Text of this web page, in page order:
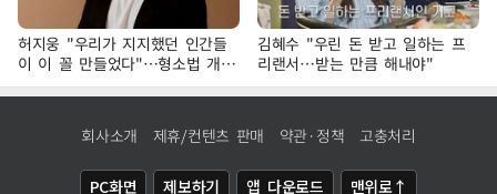
허지웅 "우리가 지지했던 인간들
이 이 꼴 만들었다"…형소법 개정
에 격한 반응
김혜수 "우린 돈 받고 일하는 프
리랜서…받는 만큼 해내야"
회사소개 제휴/컨텐츠 판매 약관·정책 고충처리
PC화면 제보하기 앱 다운로드 맨위로↑